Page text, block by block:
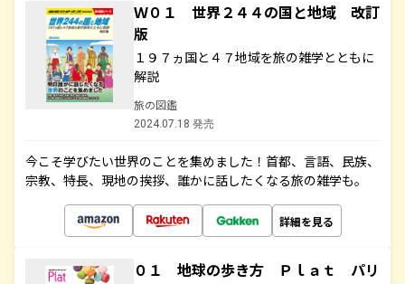
Ｗ０１ 世界２４４の国と地域 改訂
版
１９７ヵ国と４７地域を旅の雑学とともに
解説
旅の図鑑
2024.07.18 発売
今こそ学びたい世界のことを集めました！首都、言語、民族、
宗教、特長、現地の挨拶、誰かに話したくなる旅の雑学も。
詳細を見る
０１ 地球の歩き方 Ｐｌａｔ パリ